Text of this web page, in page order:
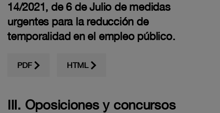
14/2021, de 6 de Julio de medidas
urgentes para la reducción de
temporalidad en el empleo público.
PDF HTML
III. Oposiciones y concursos